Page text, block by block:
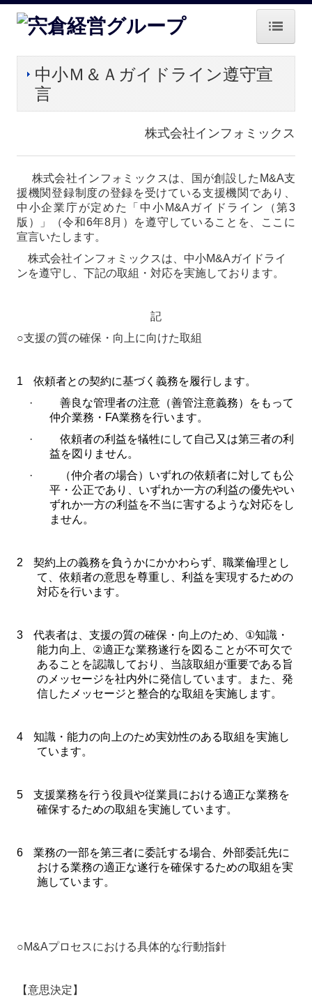
ホーム
グループ概要
中小M＆Aガイドライン遵守宣言
戦略経営者システムQ&A
経営者お役立ち情報
補助金・助成金・融資情報
広報誌 WITH YOU
お問い合わせ
プライバシーポリシー
メールアドレスの登録
中小Ｍ＆Ａガイドライン遵守宣
言
株式会社インフォミックス
株式会社インフォミックスは、国が創設した M&A支
援機関登録制度の登録を受けている支援機関であり、
中小企業庁が定めた「中小 M&A ガイドライン（第3
版）」（令和6年8月）を遵守していることを、ここに
宣言いたします。
株式会社インフォミックスは、中小M&Aガイドライ
ンを遵守し、下記の取組・対応を実施しております。
記
○支援の質の確保・向上に向けた取組
1
依頼者との契約に基づく義務を履行します。
·
善良な管理者の注意（善管注意義務）をもって
仲介業務・ FA業務を行います。
·
依頼者の利益を犠牲にして自己又は第三者の利
益を図りません。
·
（仲介者の場合）いずれの依頼者に対しても公
平・公正であり、いずれか一方の利益の優先やい
ずれか一方の利益を不当に害するような対応をし
ません。
2
契約上の義務を負うかにかかわらず、職業倫理とし
て、依頼者の意思を尊重し、利益を実現するための
対応を行います。
3 代表者は、支援の質の確保・向上のため、 ①知識・
能力向上、 ②適正な業務遂行を図ることが不可欠で
あることを認識しており、当該取組が重要である旨
のメッセージを社内外に発信しています。また、発
信したメッセージと整合的な取組を実施します。
4
知識・能力の向上のため実効性のある取組を実施し
ています。
5
支援業務を行う役員や従業員における適正な業務を
確保するための取組を実施しています。
6
業務の一部を第三者に委託する場合、外部委託先に
おける業務の適正な遂行を確保するための取組を実
施しています。
○M&Aプロセスにおける具体的な行動指針
【意思決定】